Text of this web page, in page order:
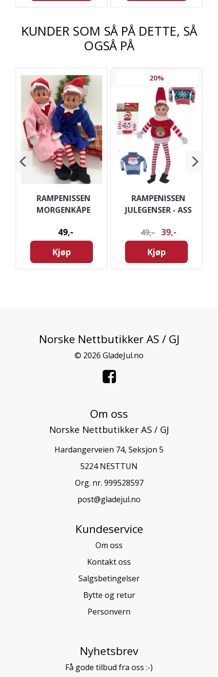
KUNDER SOM SÅ PÅ DETTE, SÅ
OGSÅ PÅ
RAMPENISSEN
MORGENKÅPE
49,-
Kjøp
20%
RAMPENISSEN
JULEGENSER - ASS
49,-
39,-
Kjøp
Norske Nettbutikker AS / GJ
© 2026 GladeJul.no
Om oss
Norske Nettbutikker AS / GJ
Hardangerveien 74, Seksjon 5
5224 NESTTUN
Org. nr. 999528597
post@gladejul.no
Kundeservice
Om oss
Kontakt oss
Salgsbetingelser
Bytte og retur
Personvern
Nyhetsbrev
Få gode tilbud fra oss :-)